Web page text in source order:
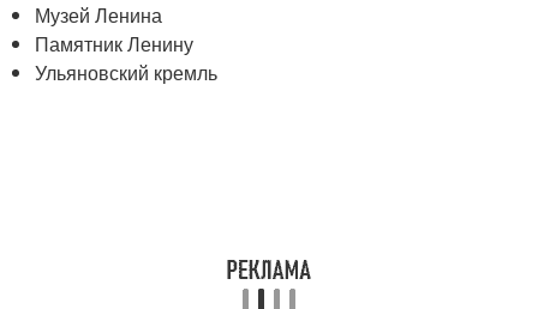
Музей Ленина
Памятник Ленину
Ульяновский кремль